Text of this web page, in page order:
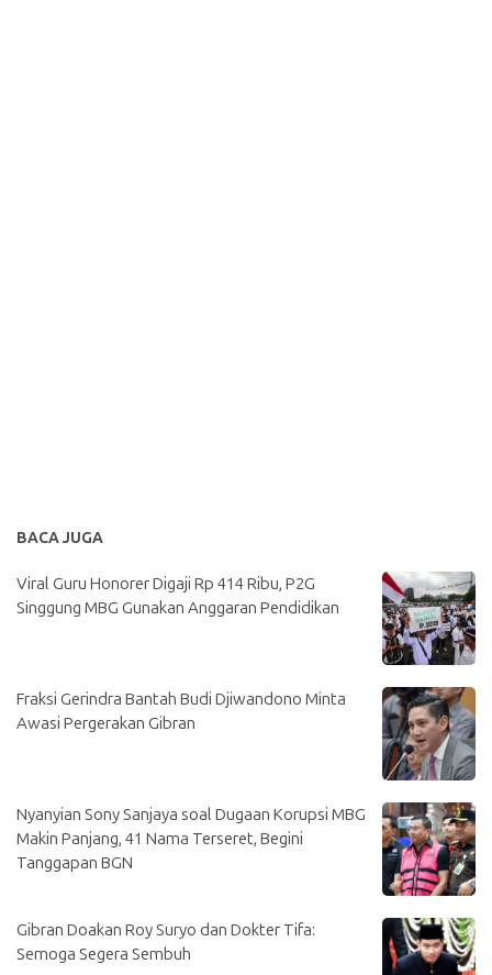
BACA JUGA
Viral Guru Honorer Digaji Rp 414 Ribu, P2G
Singgung MBG Gunakan Anggaran Pendidikan
Fraksi Gerindra Bantah Budi Djiwandono Minta
Awasi Pergerakan Gibran
Nyanyian Sony Sanjaya soal Dugaan Korupsi MBG
Makin Panjang, 41 Nama Terseret, Begini
Tanggapan BGN
Gibran Doakan Roy Suryo dan Dokter Tifa:
Semoga Segera Sembuh